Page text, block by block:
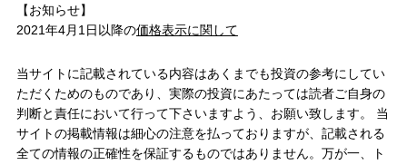
【お知らせ】
2021年4月1日以降の価格表示に関して
当サイトに記載されている内容はあくまでも投資の参考にしてい
ただくためのものであり、実際の投資にあたっては読者ご自身の
判断と責任において行って下さいますよう、お願い致します。 当
サイトの掲載情報は細心の注意を払っておりますが、記載される
全ての情報の正確性を保証するものではありません。万が一、ト